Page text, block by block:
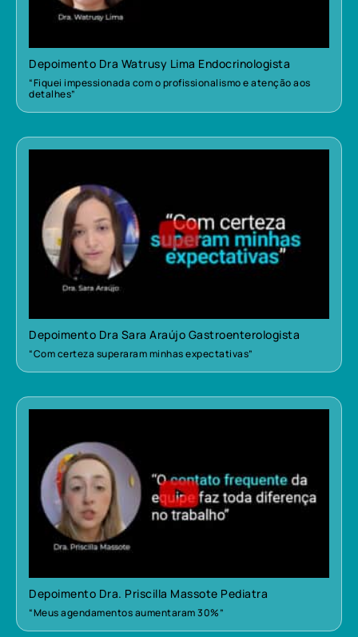
Depoimento Dra Watrusy Lima Endocrinologista
“Fiquei impessionada com o profissionalismo e atenção aos
detalhes”
Depoimento Dra Sara Araújo Gastroenterologista
“Com certeza superaram minhas expectativas”
Depoimento Dra. Priscilla Massote Pediatra
“Meus agendamentos aumentaram 30%”